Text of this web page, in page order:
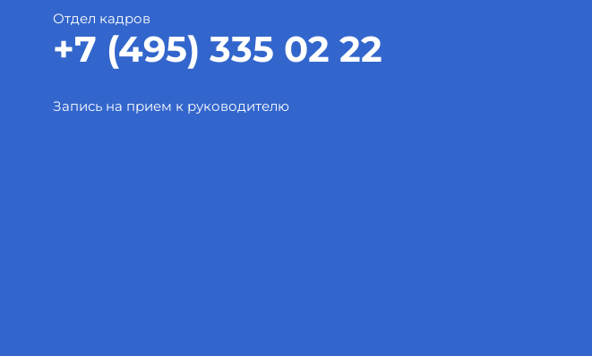
Отдел кадров
+7 (495) 335 02 22
Запись на прием к руководителю